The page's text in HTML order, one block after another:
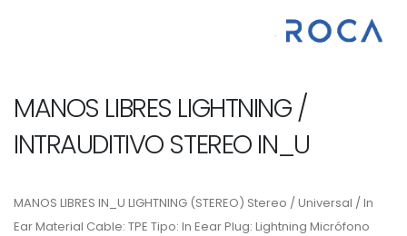
MANOS LIBRES LIGHTNING /
INTRAUDITIVO STEREO IN_U
MANOS LIBRES IN_U LIGHTNING (STEREO) Stereo / Universal / In
Ear Material Cable: TPE Tipo: In Eear Plug: Lightning Micrófono